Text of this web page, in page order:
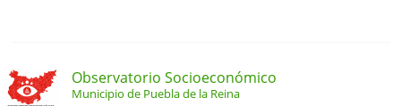
Observatorio Socioeconómico
Municipio de Puebla de la Reina